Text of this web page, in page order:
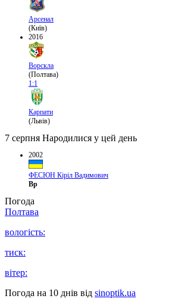
Арсенал
(Київ)
2016
Ворскла
(Полтава)
1:1
Карпати
(Львів)
7 серпня Народилися у цей день
2002
ФЕСЮН Кіріл Вадимович
Вр
Погода
Полтава
вологість:
тиск:
вітер:
Погода на 10 днів від sinoptik.ua